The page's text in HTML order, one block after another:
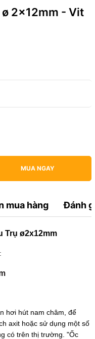
2x12mm - Vit
MUA NGAY
mua hàng Đánh
Trụ ø2x12mm
hơi hút nam châm, để
axit hoặc sử dụng một số
có trên thị trường. "Ốc